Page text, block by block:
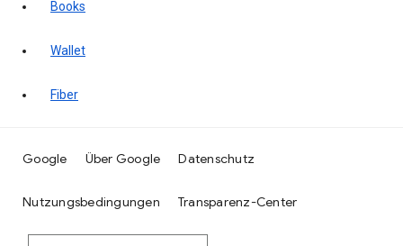
Books
Wallet
Fiber
Google Über Google Datenschutz
Nutzungsbedingungen Transparenz-Center